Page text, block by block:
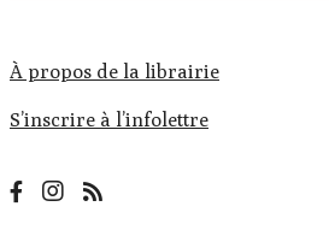
À propos de la librairie
S’inscrire à l’infolettre